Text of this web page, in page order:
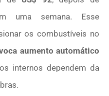
uma semana. Esse
os combustíveis no
aumento automático
internos dependem da
.